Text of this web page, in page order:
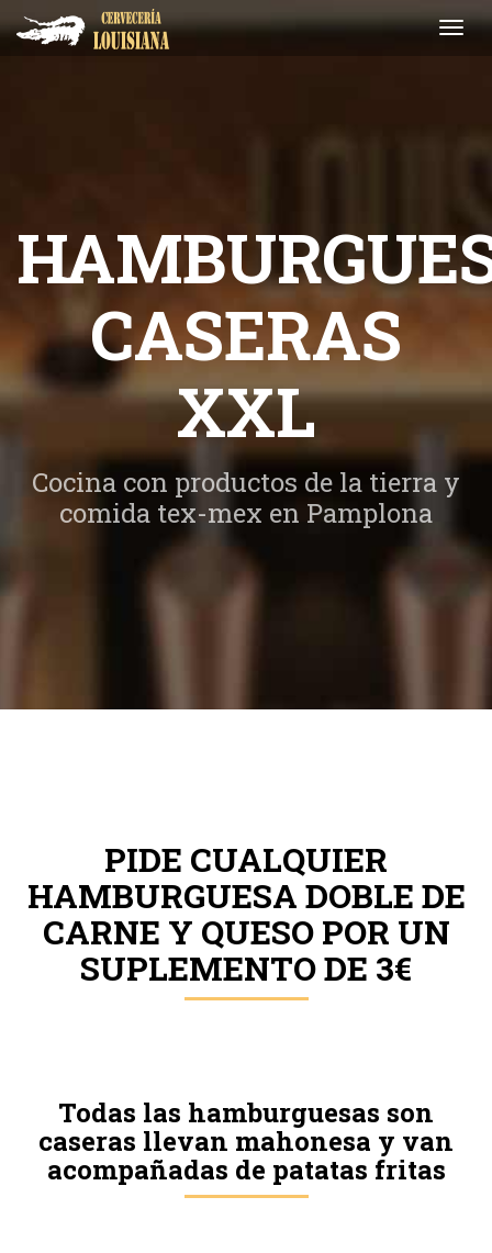
CASERAS
XXL
Cocina con productos de la tierra y
comida tex-mex en Pamplona
PIDE CUALQUIER
HAMBURGUESA DOBLE DE
CARNE Y QUESO POR UN
SUPLEMENTO DE 3€
Todas las hamburguesas son
caseras llevan mahonesa y van
acompañadas de patatas fritas